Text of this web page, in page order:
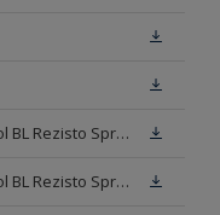
Veiligheidsinformatieblad Rubbol BL Rezisto Spray W05 (MSDS)
Veiligheidsinformatieblad Rubbol BL Rezisto Spray N00 (MSDS)